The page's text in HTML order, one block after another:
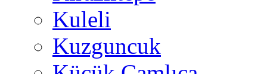
Kuleli
Kuzguncuk